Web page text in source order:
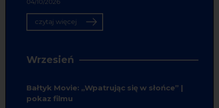
czytaj więcej
Wrzesień
Bałtyk Movie: „Wpatrując się w słońce” |
pokaz filmu